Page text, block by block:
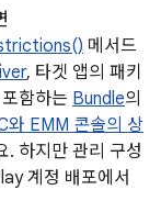
메서드
, 타겟 앱의 패키
함하는 Bundle의
와 EMM 콘솔의 상
. 하지만 관리 구성
계정 배포에서